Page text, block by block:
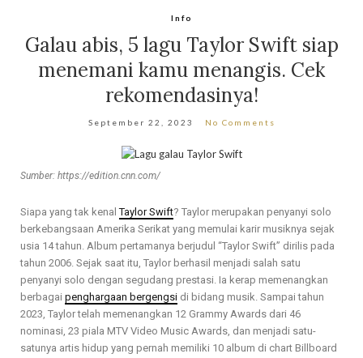
Info
Galau abis, 5 lagu Taylor Swiftsiap
menemani kamu menangis. Cek
rekomendasinya!
September 22, 2023 No Comments
Sumber: https://edition.cnn.com/
Siapa yang tak kenalTaylor Swift? Taylor merupakan penyanyi solo
berkebangsaan Amerika Serikat yang memulai karir musiknya sejak
usia 14 tahun. Album pertamanya berjudul “Taylor Swift” dirilis pada
tahun 2006. Sejak saat itu, Taylor berhasil menjadi salah satu
penyanyi solo dengan segudang prestasi. Ia kerap memenangkan
berbagai penghargaan bergengsi di bidang musik. Sampai tahun
2023, Taylor telah memenangkan 12 Grammy Awards dari 46
nominasi, 23 piala MTV Video Music Awards, dan menjadi satu-
satunya artis hidup yang pernah memiliki 10 album di chart Billboard